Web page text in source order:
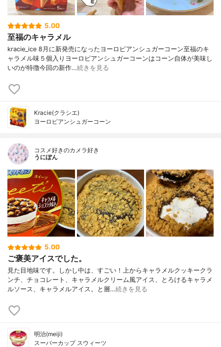
5.00
至福のキャラメル
kracie_ice 8月に新発売になったヨーロピアンシュガーコーン至福のキ
ャラメル味５個入りヨーロピアンシュガーコーンはコーン自体が美味し
いのが特徴今回の新作…続きを見る
Kracie(クラシエ)
ヨーロピアンシュガーコーン
コスメ好きのカメラ好き
うにぽん
5.00
ご褒美アイスでした。
見た目地味です。しかし中は、すごい！上からキャラメルクッキークラ
ンチ、チョコレート、キャラメルクリーム風アイス、とろけるキャラメ
ルソース、キャラメルアイス。と層…続きを見る
明治(meiji)
スーパーカップ スウィーツ